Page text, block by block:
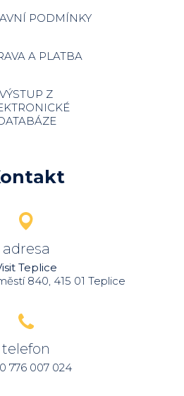
PODMÍNKY
A PLATBA
VÝSTUP Z
adresa
Teplice
840, 415 01 Teplice
telefon
776 007 024